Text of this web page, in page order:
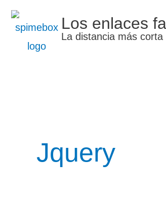
Los enlaces
La distancia más
Jquery